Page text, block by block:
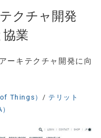
クチャ開発
業
ーキテクチャ開発に向
Things） / テリット